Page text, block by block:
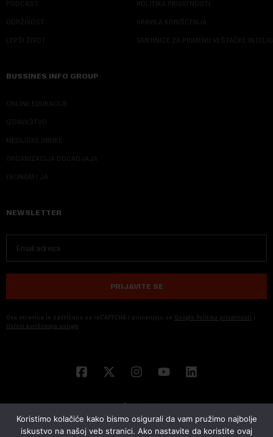
PODCAST
ODRŽIVOST
LEPŠI ŽIVOT
POLITIKA PRIVATNOSTI
PRAVILA KORIŠĆENJA
SMERNICE ZA PRIMENU VEŠTAČKE
BUSSINES INFO GROUP
ONLINE EDUKACIJE
IZDAVAŠTVO
MEDIJSKE OBUKE
ORGANIZACIJA DOGADJAJA
EKONOM I JA
NEWSLETTER
PRIJAVITE SE
Ova stranica je zaštićena sa reCAPTCHA i primenjuju se Google Politika privatnosti i
Uslovi korišćenja usluge
Koristimo kolačiće kako bismo osigurali da vam pružimo najbolje
iskustvo na našoj veb stranici. Ako nastavite da koristite ovaj